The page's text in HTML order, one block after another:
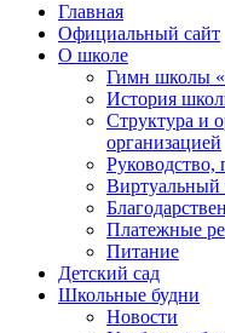
Главная
Официальный сайт
О школе
Гимн школы
История
Структура и
организацией
Руководство,
Виртуальный
Платежные
Питание
Детский сад
Школьные будни
Новости